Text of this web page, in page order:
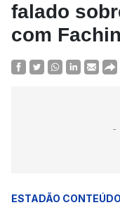
falado
com Fachin
ESTADÃO CONTEÚDO